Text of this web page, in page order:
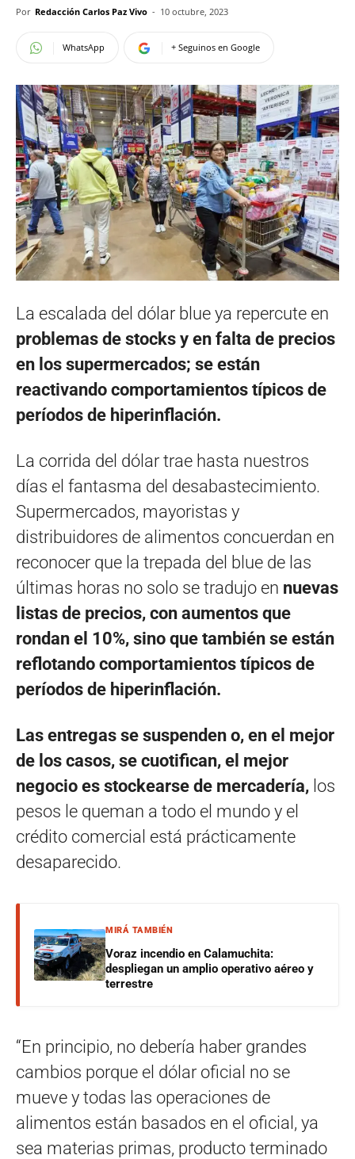
Por Redacción Carlos Paz Vivo - 10 octubre, 2023
WhatsApp + Seguinos en Google
La escalada del dólar blue ya repercute en
problemas de stocks y en falta de precios
en los supermercados; se están
reactivando comportamientos típicos de
períodos de hiperinflación.
La corrida del dólar trae hasta nuestros
días el fantasma del desabastecimiento.
Supermercados, mayoristas y
distribuidores de alimentos concuerdan en
reconocer que la trepada del blue de las
últimas horas no solo se tradujo en nuevas
listas de precios, con aumentos que
rondan el 10%, sino que también se están
reflotando comportamientos típicos de
períodos de hiperinflación.
Las entregas se suspenden o, en el mejor
de los casos, se cuotifican, el mejor
negocio es stockearse de mercadería, los
pesos le queman a todo el mundo y el
crédito comercial está prácticamente
desaparecido.
MIRÁ TAMBIÉN
Voraz incendio en Calamuchita:
despliegan un amplio operativo aéreo y
terrestre
“En principio, no debería haber grandes
cambios porque el dólar oficial no se
mueve y todas las operaciones de
alimentos están basados en el oficial, ya
sea materias primas, producto terminado